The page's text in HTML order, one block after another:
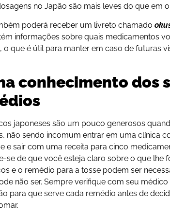
no Japão são mais leves do que em
poderá receber um livreto chamado
informações sobre quais medicamentos
o que é útil para manter em caso de futuras
conhecimento dos
japoneses são um pouco generosos
não sendo incomum entrar em uma clínica
e sair com uma receita para cinco
se de que você esteja claro sobre o que lhe
e o remédio para a tosse podem ser
não ser. Sempre verifique com seu
para que serve cada remédio antes de